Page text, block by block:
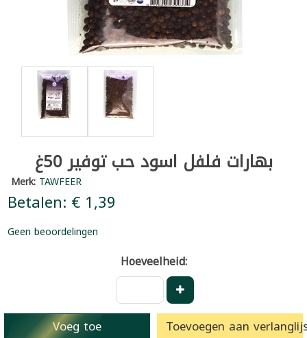
بهارات فلفل اسود حب توفير 50غ
Merk: TAWFEER
Betalen: € 1,39
Geen beoordelingen
Hoeveelheid:
Voeg toe Toevoegen aan